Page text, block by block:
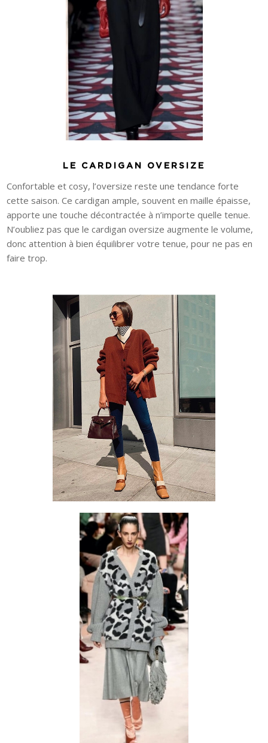
LE CARDIGAN OVERSIZE
Confortable et cosy, l’oversize reste une tendance forte
cette saison. Ce cardigan ample, souvent en maille épaisse,
apporte une touche décontractée à n’importe quelle tenue.
N’oubliez pas que le cardigan oversize augmente le volume,
donc attention à bien équilibrer votre tenue, pour ne pas en
faire trop.